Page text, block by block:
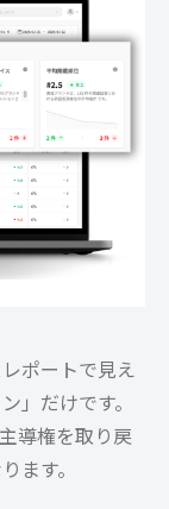
ポートで見え
」だけです。
導権を取り戻
ます。